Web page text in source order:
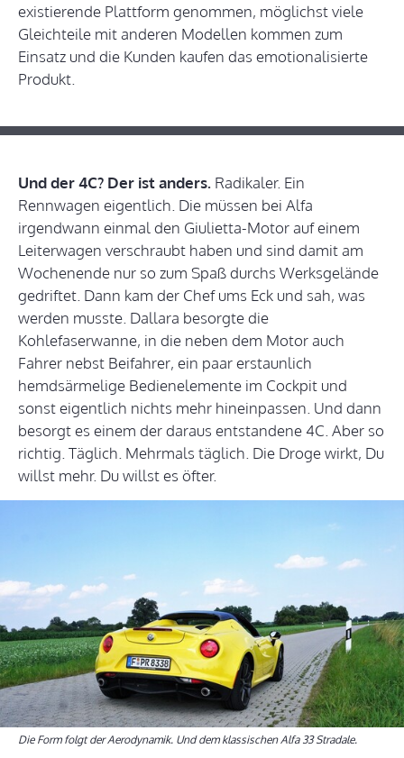
existierende Plattform genommen, möglichst viele
Gleichteile mit anderen Modellen kommen zum
Einsatz und die Kunden kaufen das emotionalisierte
Produkt.
Und der 4C? Der ist anders. Radikaler. Ein
Rennwagen eigentlich. Die müssen bei Alfa
irgendwann einmal den Giulietta-Motor auf einem
Leiterwagen verschraubt haben und sind damit am
Wochenende nur so zum Spaß durchs Werksgelände
gedriftet. Dann kam der Chef ums Eck und sah, was
werden musste. Dallara besorgte die
Kohlefaserwanne, in die neben dem Motor auch
Fahrer nebst Beifahrer, ein paar erstaunlich
hemdsärmelige Bedienelemente im Cockpit und
sonst eigentlich nichts mehr hineinpassen. Und dann
besorgt es einem der daraus entstandene 4C. Aber so
richtig. Täglich. Mehrmals täglich. Die Droge wirkt, Du
willst mehr. Du willst es öfter.
Die Form folgt der Aerodynamik. Und dem klassischen Alfa 33 Stradale.